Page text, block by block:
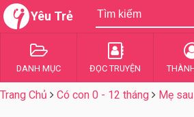
Yêu Trẻ
DANH MỤC ĐỌC TRUYỆN
Trang Chủ Có con 0 - 12 tháng Mẹ